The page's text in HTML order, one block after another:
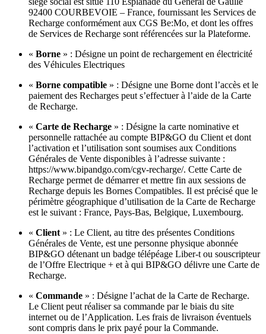
92400 COURBEVOIE – France, fournissant les Services de
Recharge conformément aux CGS Be:Mo, et dont les offres
de Services de Recharge sont référencées sur la Plateforme.
« Borne » : Désigne un point de rechargement en électricité
des Véhicules Electriques
« Borne compatible » : Désigne une Borne dont l’accès et le
paiement des Recharges peut s’effectuer à l’aide de la Carte
de Recharge.
« Carte de Recharge » : Désigne la carte nominative et
personnelle rattachée au compte BIP&GO du Client et dont
l’activation et l’utilisation sont soumises aux Conditions
Générales de Vente disponibles à l’adresse suivante :
https://www.bipandgo.com/cgv-recharge/. Cette Carte de
Recharge permet de démarrer et mettre fin aux sessions de
Recharge depuis les Bornes Compatibles. Il est précisé que le
périmètre géographique d’utilisation de la Carte de Recharge
est le suivant : France, Pays-Bas, Belgique, Luxembourg.
« Client » : Le Client, au titre des présentes Conditions
Générales de Vente, est une personne physique abonnée
BIP&GO détenant un badge télépéage Liber-t ou souscripteur
de l’Offre Electrique + et à qui BIP&GO délivre une Carte de
Recharge.
« Commande » : Désigne l’achat de la Carte de Recharge.
Le Client peut réaliser sa commande par le biais du site
internet ou de l’Application. Les frais de livraison éventuels
sont compris dans le prix payé pour la Commande.